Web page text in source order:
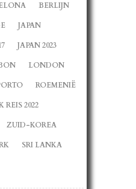
BERLIJN
JAPAN
JAPAN 2023
LONDON
ROEMENIË
REIS 2022
ZUID-KOREA
SRI LANKA